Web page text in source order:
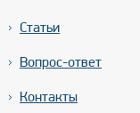
Статьи
Вопрос-ответ
Контакты